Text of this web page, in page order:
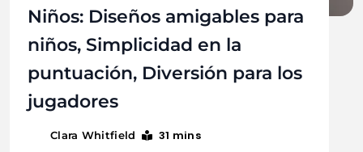
Niños: Diseños amigables para
niños, Simplicidad en la
puntuación, Diversión para los
jugadores
Clara Whitfield 31 mins